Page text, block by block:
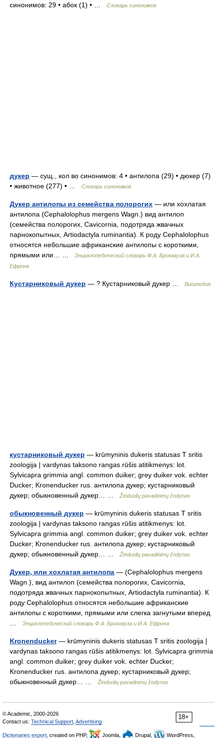
синонимов: 29 • абок (1) • …
Словарь синонимов
дукер — сущ., кол во синонимов: 4 • антилопа (29) • дюкер (7)
• животное (277) • …
Словарь синонимов
Дукер антилопы из семейства полорогих — или хохлатая
антилопа (Cephalolophus mergens Wagn.) вид антилоп
(семейства полорогих, Cavicornia, подотряда жвачных
парнокопытных, Artiodactyla ruminantia). К роду Cephalolophus
относятся небольшие африканские антилопы с короткими,
прямыми или… …
Энциклопедический словарь Ф.А. Брокгауза и И.А.
Ефрона
Кустарниковый дукер — ? Кустарниковый дукер … Википедия
кустарниковый дукер — krūmyninis dukeris statusas T sritis
zoologija | vardynas taksono rangas rūšis atitikmenys: lot.
Sylvicapra grimmia angl. common duiker; grey duiker vok. echter
Ducker; Kronenducker rus. антилопа дукер; кустарниковый
дукер; обыкновенный дукер… …
Žinduolių pavadinimų žodynas
обыкновенный дукер — krūmyninis dukeris statusas T sritis
zoologija | vardynas taksono rangas rūšis atitikmenys: lot.
Sylvicapra grimmia angl. common duiker; grey duiker vok. echter
Ducker; Kronenducker rus. антилопа дукер; кустарниковый
дукер; обыкновенный дукер… …
Žinduolių pavadinimų žodynas
Дукер, или хохлатая антилопа — (Cephalolophus mergens
Wagn.), вид антилоп (семейства полорогих, Cavicornia,
подотряда жвачных парнокопытных, Artiodactyla ruminantia). К
роду Cephalolophus относятся небольшие африканские
антилопы с короткими, прямыми или слегка загнутыми вперед
Энциклопедический словарь Ф.А. Брокгауза и И.А. Ефрона
Kronenducker— krūmyninis dukeris statusas T sritis zoologija |
vardynas taksono rangas rūšis atitikmenys: lot. Sylvicapra grimmia
angl. common duiker; grey duiker vok. echter Ducker;
Kronenducker rus. антилопа дукер; кустарниковый дукер;
обыкновенный дукер… …
Žinduolių pavadinimų žodynas
18+
© Academic, 2000-2026
Contact us: Technical Support Advertising
Dictionaries export , created on PHP, Joomla, Drupal,
WordPress,